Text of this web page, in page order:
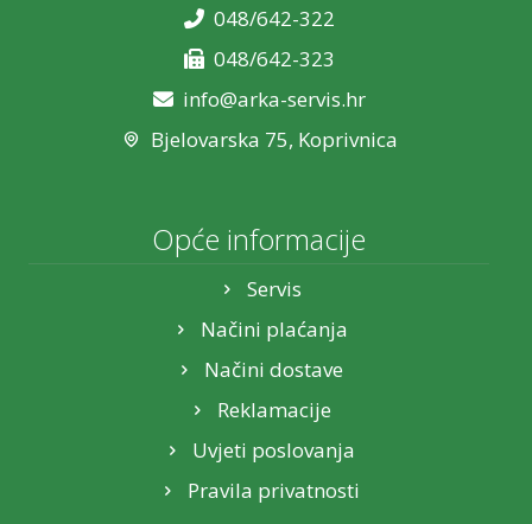
048/642-322
048/642-323
info@arka-servis.hr
Bjelovarska 75, Koprivnica
Opće informacije
Servis
Načini plaćanja
Načini dostave
Reklamacije
Uvjeti poslovanja
Pravila privatnosti